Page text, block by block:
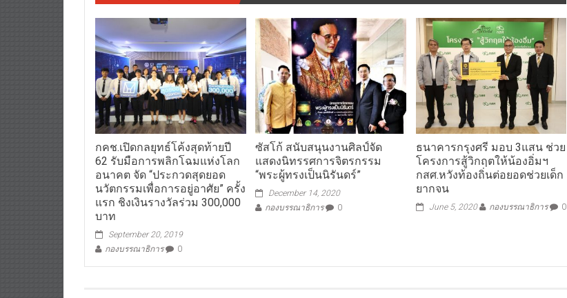
กคช.เปิดกลยุทธ์โค้งสุดท้ายปี
62 รับมือการพลิกโฉมแห่งโลก
อนาคต จัด “ประกวดสุดยอด
นวัตกรรมเพื่อการอยู่อาศัย” ครั้ง
แรก ชิงเงินรางวัลร่วม 300,000
บาท
September 20, 2019
กองบรรณาธิการ
0
ซัสโก้ สนับสนุนงานศิลป์จัด
แสดงนิทรรศการจิตรกรรม
“พระผู้ทรงเป็นนิรันดร์”
December 14, 2020
กองบรรณาธิการ
0
ธนาคารกรุงศรี มอบ 3แสน ช่วย
โครงการสู้วิกฤตให้น้องอิ่มฯ
กสศ.หวังท้องถิ่นต่อยอดช่วยเด็ก
ยากจน
June 5, 2020 กองบรรณาธิการ 0